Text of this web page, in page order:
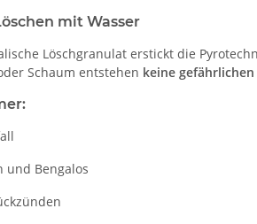
mit Wasser
Löschgranulat erstickt die
Schaum entstehen keine
und Bengalos